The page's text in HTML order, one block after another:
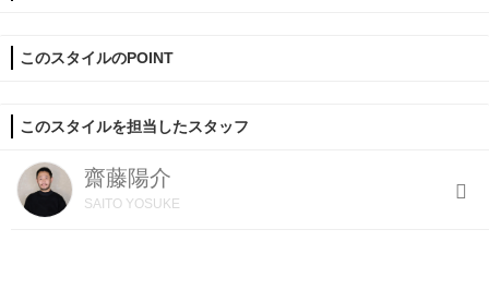
このスタイルのPOINT
このスタイルを担当したスタッフ
齋藤陽介
SAITO YOSUKE